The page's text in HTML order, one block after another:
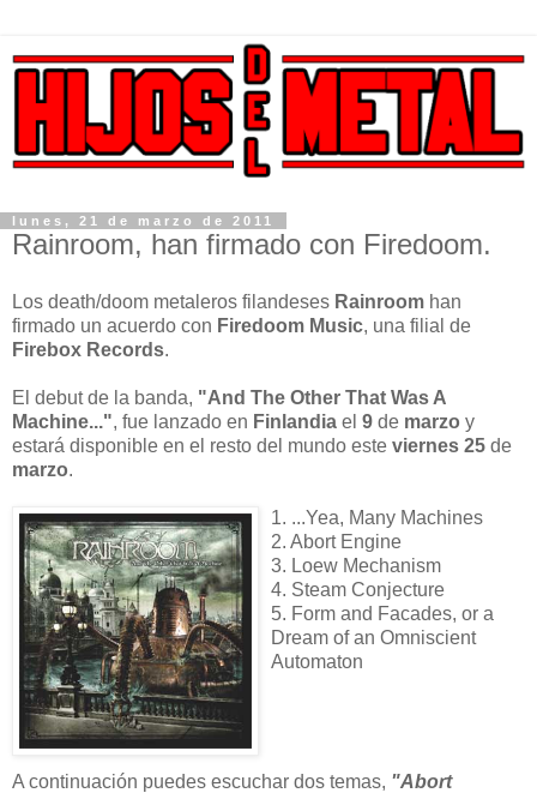
lunes, 21 de marzo de 2011
Rainroom, han firmado con Firedoom.
Los death/doom metaleros filandeses Rainroom han
firmado un acuerdo con Firedoom Music, una filial de
Firebox Records.
El debut de la banda, "And The Other That Was A
Machine...", fue lanzado en Finlandia el 9 de marzo y
estará disponible en el resto del mundo este viernes 25 de
marzo.
1. ...Yea, Many Machines
2. Abort Engine
3. Loew Mechanism
4. Steam Conjecture
5. Form and Facades, or a
Dream of an Omniscient
Automaton
A continuación puedes escuchar dos temas, "Abort